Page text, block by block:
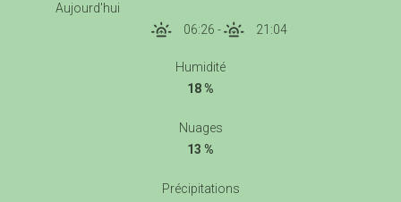
Aujourd'hui
06:26 - 21:04
Humidité
18 %
Nuages
13 %
Précipitations